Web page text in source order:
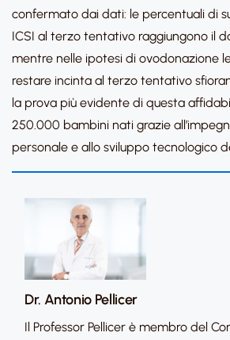
confermato dai dati: le percentuali di
ICSI al terzo tentativo raggiungono il
mentre nelle ipotesi di ovodonazione
restare incinta al terzo tentativo
la prova più evidente di questa
250.000 bambini nati grazie
personale e allo sviluppo tecnologico
Dr. Antonio Pellicer
Il Professor Pellicer è membro del